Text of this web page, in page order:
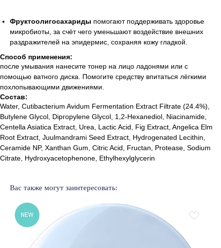
Фруктоолигосахариды помогают поддерживать здоровье
микробиоты, за счёт чего уменьшают воздействие внешних
раздражителей на эпидермис, сохраняя кожу гладкой.
Способ применения:
после умывания нанесите тонер на лицо ладонями или с
помощью ватного диска. Помогите средству впитаться лёгкими
похлопывающими движениями.
Состав:
Water, Cutibacterium Avidum Fermentation Extract Filtrate (24.4%),
Butylene Glycol, Dipropylene Glycol, 1,2-Hexanediol, Niacinamide,
Centella Asiatica Extract, Urea, Lactic Acid, Fig Extract, Angelica Elm
Root Extract, Juulmandrami Seed Extract, Hydrogenated Lecithin,
Ceramide NP, Xanthan Gum, Citric Acid, Fructan, Protease, Sodium
Citrate, Hydroxyacetophenone, Ethylhexylglycerin
Вас также могут заинтересовать:
NEW
ОБРАТНАЯ СВЯЗЬ
Доставка и оплата
Обмен и возврат
Публичная оферта
Бренды
Уход за лицом
Новинки
% SALE
и европейской косметики
Подарочный сертификат
Подобрать уход